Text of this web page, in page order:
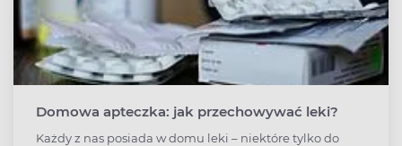
Domowa apteczka: jak przechowywać leki?
Każdy z nas posiada w domu leki – niektóre tylko do